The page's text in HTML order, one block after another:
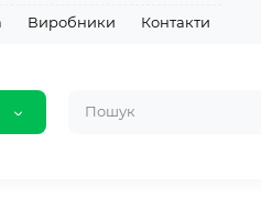
Виробники Контакти